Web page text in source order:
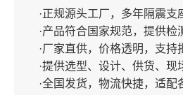
·正规源头工厂，多年隔震支
·产品符合国家规范，提供检
·厂家直供，价格透明，支持
·提供选型、设计、供货、现
·全国发货，物流快捷，适配